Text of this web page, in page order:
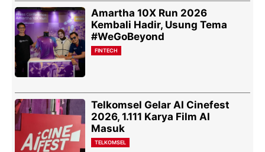
Amartha 10X Run 2026
Kembali Hadir, Usung Tema
#WeGoBeyond
FINTECH
Telkomsel Gelar AI Cinefest
2026, 1.111 Karya Film AI
Masuk
TELKOMSEL